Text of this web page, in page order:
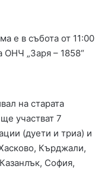
е в събота от 11:00
ОНЧ „Заря – 1858“
на старата
участват 7
(дуети и триа) и
Кърджали,
София,